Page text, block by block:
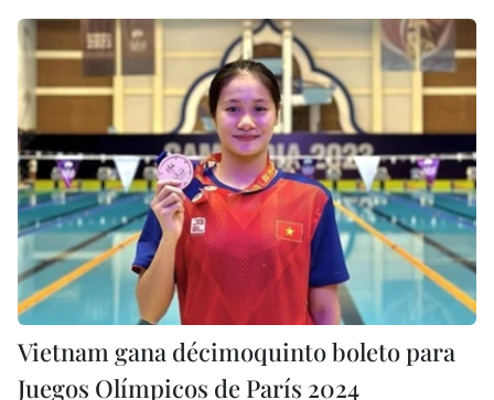
Vietnam gana décimoquinto boleto para
Juegos Olímpicos de París 2024